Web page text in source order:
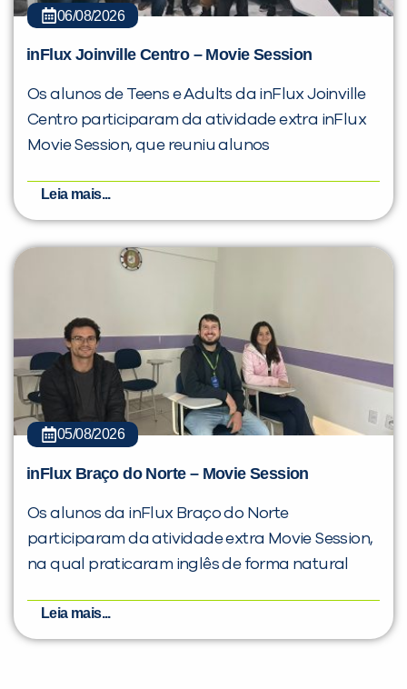
06/08/2026
inFlux Joinville Centro – Movie Session
Os alunos de Teens e Adults da inFlux Joinville
Centro participaram da atividade extra inFlux
Movie Session, que reuniu alunos
Leia mais...
05/08/2026
inFlux Braço do Norte – Movie Session
Os alunos da inFlux Braço do Norte
participaram da atividade extra Movie Session,
na qual praticaram inglês de forma natural
Leia mais...